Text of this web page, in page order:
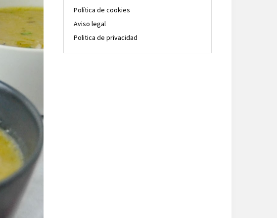
Política de cookies
Aviso legal
Politica de privacidad